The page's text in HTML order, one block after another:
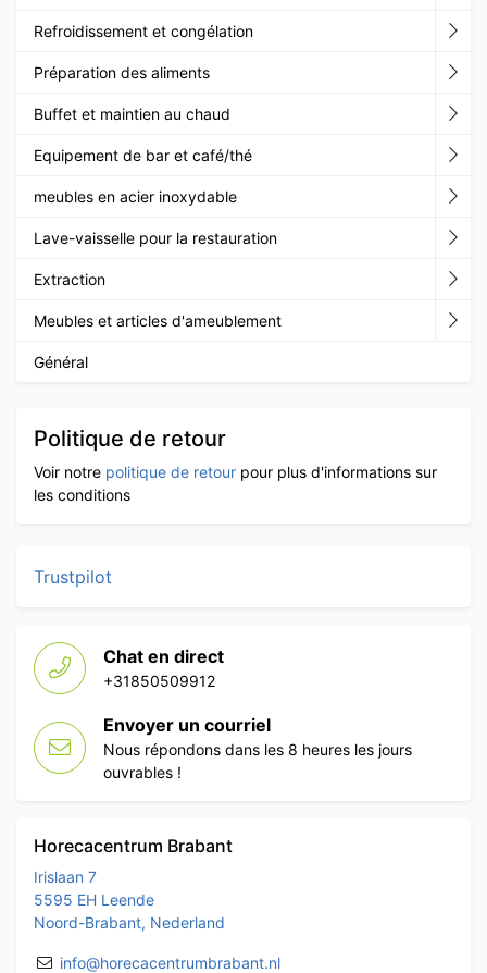
Refroidissement et congélation
Préparation des aliments
Buffet et maintien au chaud
Equipement de bar et café/thé
meubles en acier inoxydable
Lave-vaisselle pour la restauration
Extraction
Meubles et articles d'ameublement
Général
Politique de retour
Voir notre politique de retour pour plus d'informations sur
les conditions
Trustpilot
Chat en direct
+31850509912
Envoyer un courriel
Nous répondons dans les 8 heures les jours
ouvrables !
Horecacentrum Brabant
Irislaan 7
5595 EH Leende
Noord-Brabant, Nederland
info@horecacentrumbrabant.nl